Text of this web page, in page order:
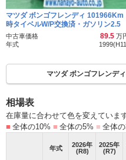
マツダ ボンゴフレンディ 101966Km
時タイベルW/P交換済・ガソリン2.5
中古車価格 89.5 万
年式
マツダ ボンゴフレンデ
相場表
在庫量に合わせて色を変えています
■ 全体の10% ■ 全体の5% ■ 全体
年式 2026年
(R8)
2025年
(R7)